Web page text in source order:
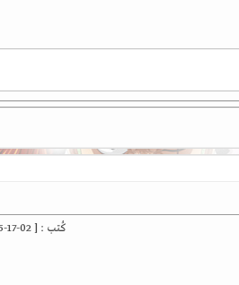
كُتب : [ 02-17-2025 - 11:07 AM ]